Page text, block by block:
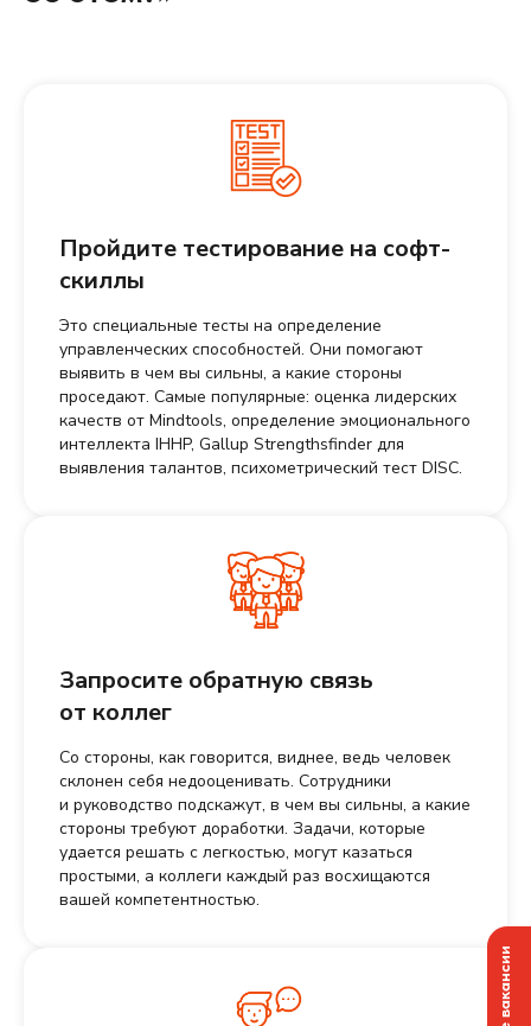
Пройдите тестирование на софт-
скиллы
Это специальные тесты на определение
управленческих способностей. Они помогают
выявить в чем вы сильны, а какие стороны
проседают. Самые популярные: оценка лидерских
качеств от Mindtools, определение эмоционального
интеллекта IHHP, Gallup Strengthsfinder для
выявления талантов, психометрический тест DISC.
Запросите обратную связь
от коллег
Со стороны, как говорится, виднее, ведь человек
склонен себя недооценивать. Сотрудники
и руководство подскажут, в чем вы сильны, а какие
стороны требуют доработки. Задачи, которые
удается решать с легкостью, могут казаться
простыми, а коллеги каждый раз восхищаются
вашей компетентностью.